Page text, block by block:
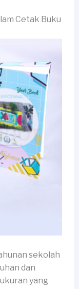
Cetak Buku
sekolah
dan
yang